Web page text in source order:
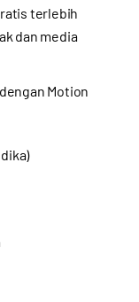
terlebih
dan media
Motion